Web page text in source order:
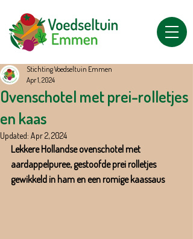
Ovenschotel met prei-rolletjes
en kaas
Stichting Voedseltuin Emmen
Apr 1, 2024
Updated: Apr 2, 2024
Lekkere Hollandse ovenschotel met
aardappelpuree, gestoofde prei rolletjes
gewikkeld in ham en een romige kaassaus